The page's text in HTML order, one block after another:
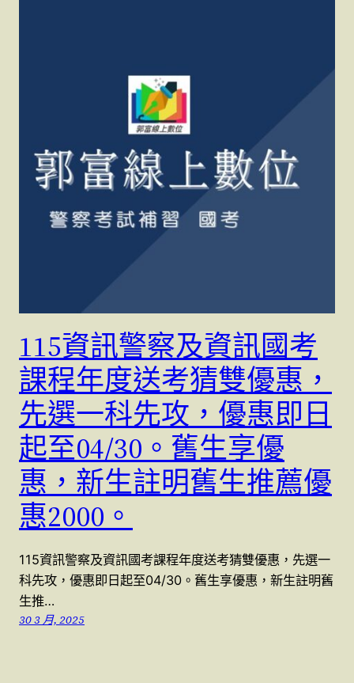
115資訊警察及資訊國考
課程年度送考猜雙優惠，
先選一科先攻，優惠即日
起至04/30。舊生享優
惠，新生註明舊生推薦優
惠2000。
115資訊警察及資訊國考課程年度送考猜雙優惠，先選一
科先攻，優惠即日起至04/30。舊生享優惠，新生註明舊
生推…
30 3 月, 2025